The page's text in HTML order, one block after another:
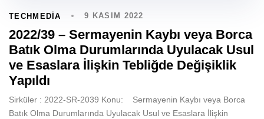
TECHMEDIA 9 KASIM 2022
2022/39 – Sermayenin Kaybı veya Borca
Batık Olma Durumlarında Uyulacak Usul
ve Esaslara İlişkin Tebliğde Değişiklik
Yapıldı
Sirküler : 2022-SR-2039 Konu: Sermayenin Kaybı veya Borca
Batık Olma Durumlarında Uyulacak Usul ve Esaslara İlişkin